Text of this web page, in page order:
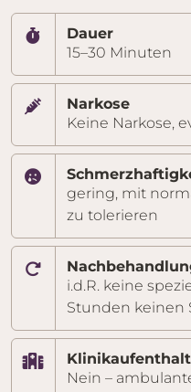
Eckdaten
Dauer
15–30 Minuten
Narkose
Keine Narkose,
gering, mit
zu tolerieren
i.d.R. keine
Stunden keinen
Klinikaufenthalt
Nein –